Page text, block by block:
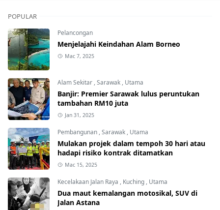
POPULAR
Pelancongan
Menjelajahi Keindahan Alam Borneo
Mac 7, 2025
Alam Sekitar ,Sarawak , Utama
Banjir: Premier Sarawak lulus peruntukan
tambahan RM10 juta
Jan 31, 2025
Pembangunan ,Sarawak , Utama
Mulakan projek dalam tempoh 30 hari atau
hadapi risiko kontrak ditamatkan
Mac 15, 2025
Kecelakaan Jalan Raya , Kuching , Utama
Dua maut kemalangan motosikal, SUV di
Jalan Astana